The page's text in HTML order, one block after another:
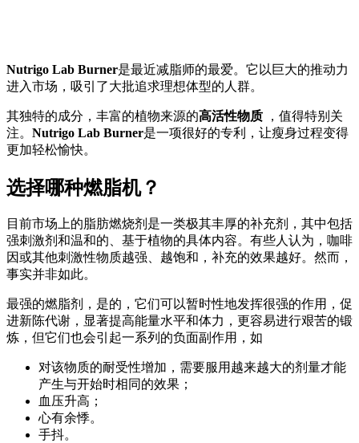
Nutrigo Lab Burner是最近减脂师的最爱。它以巨大的推动力
进入市场，吸引了大批追求理想体型的人群。
其独特的成分，丰富的植物来源的高活性物质
，值得特别关
注。 Nutrigo Lab Burner是一项很好的专利，让瘦身过程变得
更加轻松愉快。
选择哪种燃脂机？
目前市场上的脂肪燃烧剂是一类极其丰厚的补充剂，其中包括
强刺激剂和温和的、基于植物的具体内容。有些人认为，咖啡
因或其他刺激性物质越强、越饱和，补充的效果越好。然而，
事实并非如此。
最强的燃脂剂，是的，它们可以暂时性地发挥很强的作用，促
进新陈代谢，显著提高能量水平和体力，更容易进行艰苦的锻
炼，但它们也会引起一系列的负面副作用，如
对该物质的耐受性增加，需要服用越来越大的剂量才能
产生与开始时相同的效果；
血压升高；
心有余悸。
手抖。